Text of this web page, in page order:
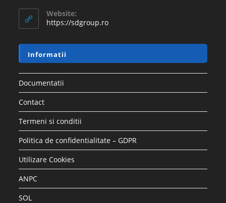
Website:
https://sdgroup.ro
Informatii
Documentatii
Contact
Termeni si conditii
Politica de confidentialitate – GDPR
Utilizare Cookies
ANPC
SOL